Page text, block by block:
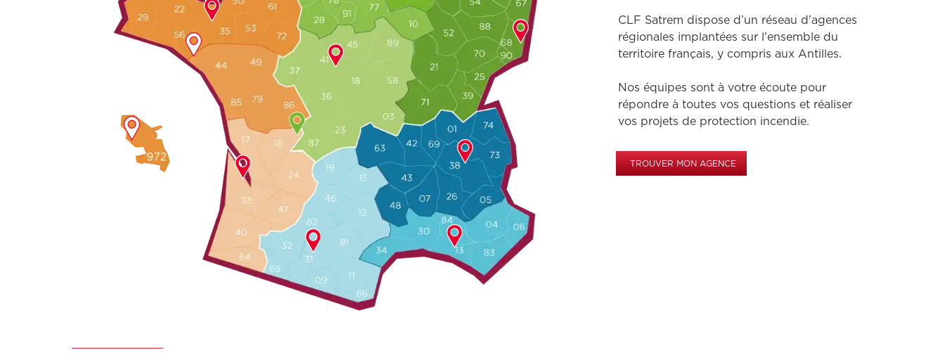
CLF Satrem dispose d’un réseau d'agences
régionales implantées sur l'ensemble du
territoire français, y compris aux Antilles.
Nos équipes sont à votre écoute pour
répondre à toutes vos questions et réaliser
vos projets de protection incendie.
TROUVER MON AGENCE